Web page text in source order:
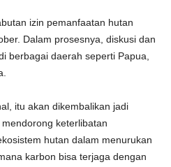
izin pemanfaatan hutan
Dalam prosesnya, diskusi dan
berbagai daerah seperti Papua,
itu akan dikembalikan jadi
keterlibatan
hutan dalam menurukan
karbon bisa terjaga dengan